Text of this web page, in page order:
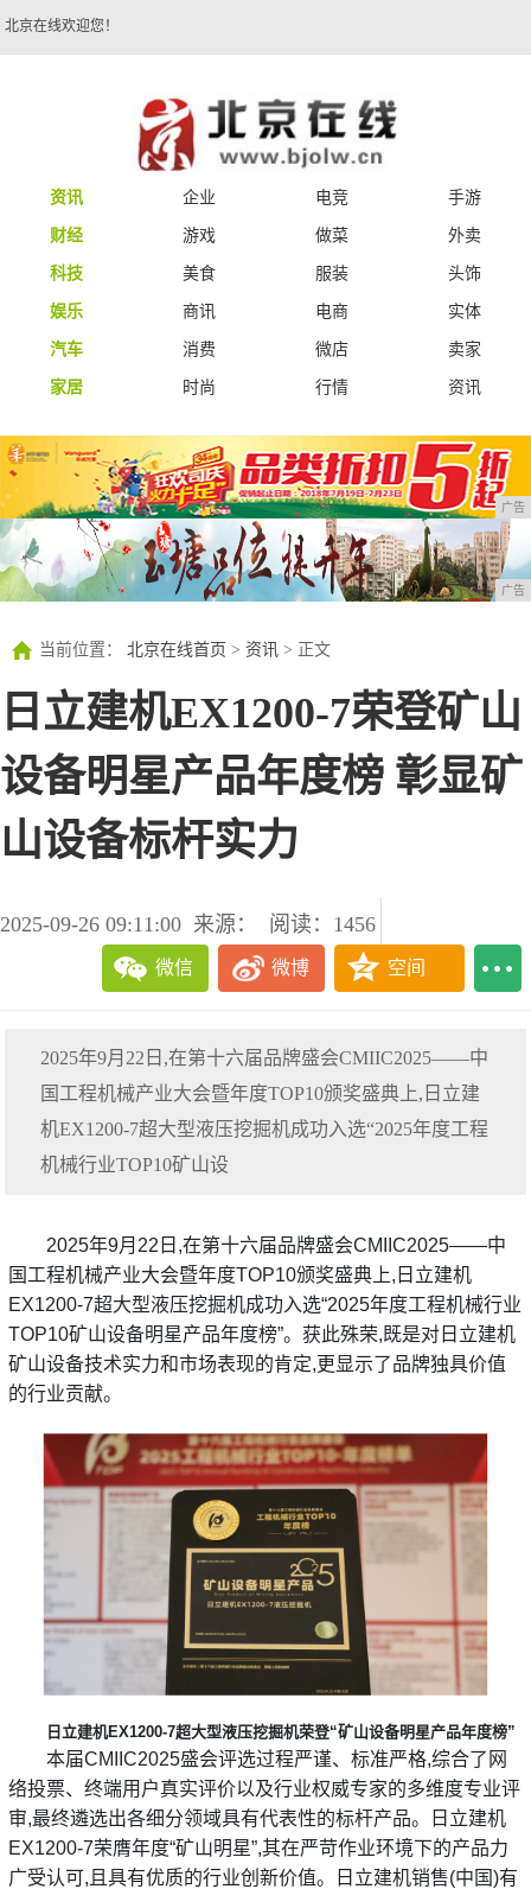
北京在线欢迎您！
资讯 企业 电竞
手游
财经
游戏 做菜
外卖
科技
美食 服装
头饰
娱乐
商讯 电商
实体
汽车
消费 微店
卖家
家居
时尚 行情 资讯
广告
广告
当前位置： 北京在线首页 > 资讯 > 正文
日立建机EX1200-7荣登矿山
设备明星产品年度榜 彰显矿
山设备标杆实力
2025-09-26 09:11:00 来源： 阅读：1456
微信 微博 空间
2025年9月22日,在第十六届品牌盛会CMIIC2025——中
国工程机械产业大会暨年度TOP10颁奖盛典上,日立建
机EX1200-7超大型液压挖掘机成功入选“2025年度工程
机械行业TOP10矿山设
2025年9月22日,在第十六届品牌盛会CMIIC2025——中
国工程机械产业大会暨年度TOP10颁奖盛典上,日立建机
EX1200-7超大型液压挖掘机成功入选“2025年度工程机械行业
TOP10矿山设备明星产品年度榜”。获此殊荣,既是对日立建机
矿山设备技术实力和市场表现的肯定,更显示了品牌独具价值
的行业贡献。
日立建机EX1200-7超大型液压挖掘机荣登“矿山设备明星产品年度榜”
本届CMIIC2025盛会评选过程严谨、标准严格,综合了网
络投票、终端用户真实评价以及行业权威专家的多维度专业评
审,最终遴选出各细分领域具有代表性的标杆产品。日立建机
EX1200-7荣膺年度“矿山明星”,其在严苛作业环境下的产品力
广受认可,且具有优质的行业创新价值。日立建机销售(中国)有